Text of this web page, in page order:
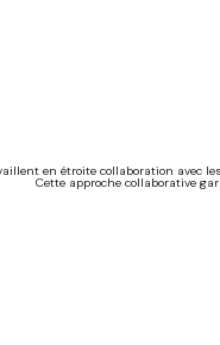
en étroite collaboration avec
Cette approche collaborative